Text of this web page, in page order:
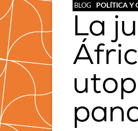
BLOG POLÍTICA Y
La